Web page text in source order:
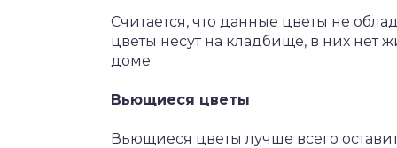
Считается, что данные цветы не
цветы несут на кладбище, в них нет
доме.
Вьющиеся цветы
Вьющиеся цветы лучше всего